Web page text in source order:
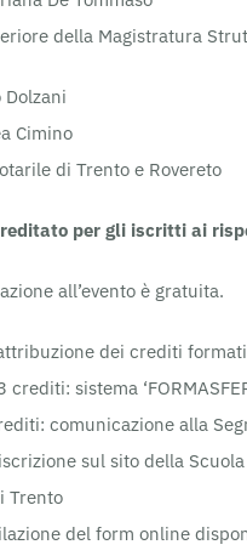
della Magistratura
Dolzani
Cimino
di Trento e Rovereto
per gli iscritti ai
all’evento è gratuita.
dei crediti
crediti: sistema
comunicazione alla
sul sito della
Trento
del form online